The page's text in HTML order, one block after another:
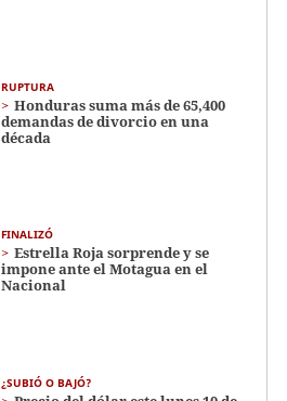
RUPTURA
Honduras suma más de 65,400
demandas de divorcio en una
década
FINALIZÓ
Estrella Roja sorprende y se
impone ante el Motagua en el
Nacional
¿SUBIÓ O BAJÓ?